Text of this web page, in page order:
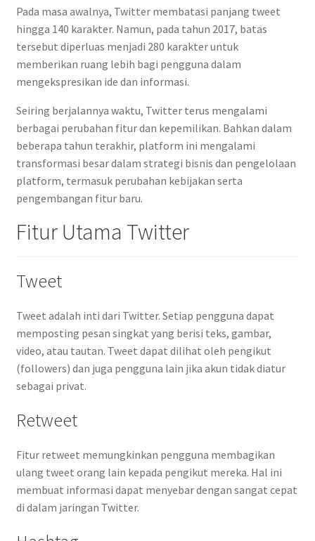
Pada masa awalnya, Twitter membatasi panjang tweet
hingga 140 karakter. Namun, pada tahun 2017, batas
tersebut diperluas menjadi 280 karakter untuk
memberikan ruang lebih bagi pengguna dalam
mengekspresikan ide dan informasi.
Seiring berjalannya waktu, Twitter terus mengalami
berbagai perubahan fitur dan kepemilikan. Bahkan dalam
beberapa tahun terakhir, platform ini mengalami
transformasi besar dalam strategi bisnis dan pengelolaan
platform, termasuk perubahan kebijakan serta
pengembangan fitur baru.
Fitur Utama Twitter
Tweet
Tweet adalah inti dari Twitter. Setiap pengguna dapat
memposting pesan singkat yang berisi teks, gambar,
video, atau tautan. Tweet dapat dilihat oleh pengikut
(followers) dan juga pengguna lain jika akun tidak diatur
sebagai privat.
Retweet
Fitur retweet memungkinkan pengguna membagikan
ulang tweet orang lain kepada pengikut mereka. Hal ini
membuat informasi dapat menyebar dengan sangat cepat
di dalam jaringan Twitter.